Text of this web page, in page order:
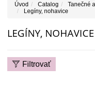
Úvod Catalog
Tanečné
Legíny, nohavice
LEGÍNY, NOHAVICE
Filtrovať